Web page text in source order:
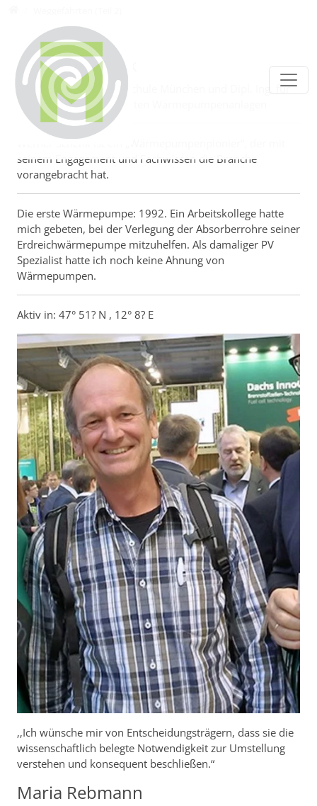
Werner Schenk
Professor an der Hochschule München und Dipl. Ing. für
die Planung von effizienten Wärmepumpenanlagen
Werner Schenk ist ein „Wärmepumpenpionier“, der mit
seinem Engagement und Fachwissen die Branche
vorangebracht hat.
Die erste Wärmepumpe: 1992. Ein Arbeitskollege hatte
mich gebeten, bei der Verlegung der Absorberrohre seiner
Erdreichwärmepumpe mitzuhelfen. Als damaliger PV
Spezialist hatte ich noch keine Ahnung von
Wärmepumpen.
Aktiv in: 47° 51? N , 12° 8? E
‚‚Ich wünsche mir von Entscheidungsträgern, dass sie die
wissenschaftlich belegte Notwendigkeit zur Umstellung
verstehen und konsequent beschließen.“
Maria Rebmann